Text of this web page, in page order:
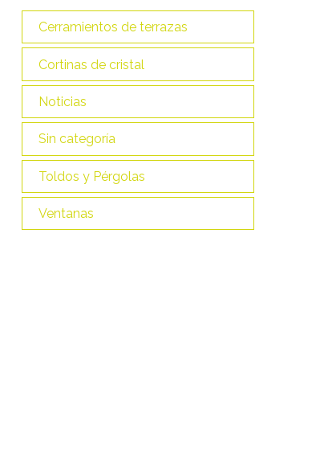
Cerramientos de terrazas
Cortinas de cristal
Noticias
Sin categoría
Toldos y Pérgolas
Ventanas